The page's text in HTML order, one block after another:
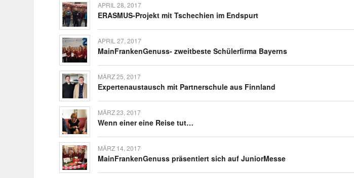
APRIL 28, 2017
ERASMUS-Projekt mit Tsche­chien im Endspurt
APRIL 27, 2017
Main­Fran­ken­­Ge­­nuss- zweit­beste Schü­ler­firma Bayerns
MÄRZ 25, 2017
Exper­ten­aus­tausch mit Part­ner­schule aus Finnland
MÄRZ 23, 2017
Wenn einer eine Reise tut…
MÄRZ 14, 2017
Main­Fran­ken­Ge­nuss präsen­tiert sich auf JuniorMesse